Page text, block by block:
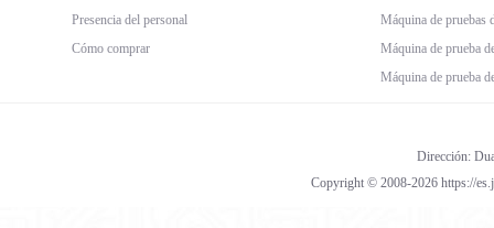
Presencia del personal
Cómo comprar
Máquina de pruebas
Máquina de prueba
Máquina de prueba
Dirección:
Copyright © 2008-2026 https://